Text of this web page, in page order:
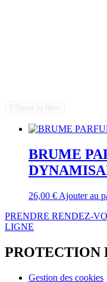
BRUME
26,00 € Ajouter au
PRENDRE RENDEZ-
LIGNE
PROTECTION
Gestion des cookies